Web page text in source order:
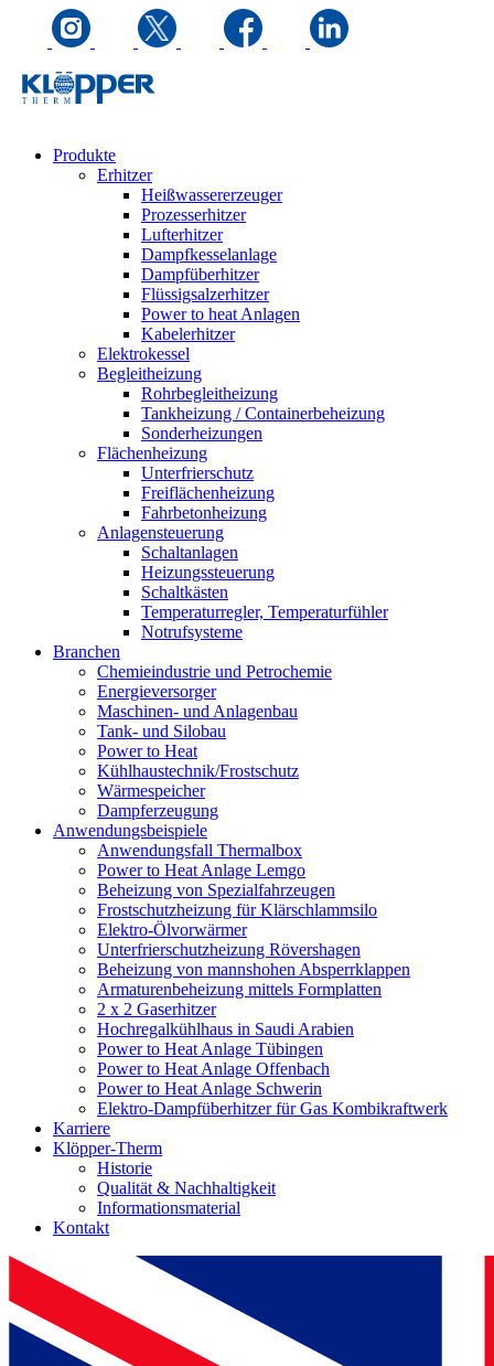
Produkte
Erhitzer
Heißwassererzeuger
Prozesserhitzer
Lufterhitzer
Dampfkesselanlage
Dampfüberhitzer
Flüssigsalzerhitzer
Power to heat Anlagen
Kabelerhitzer
Elektrokessel
Begleitheizung
Rohrbegleitheizung
Tankheizung / Containerbeheizung
Sonderheizungen
Flächenheizung
Unterfrierschutz
Freiflächenheizung
Fahrbetonheizung
Anlagensteuerung
Schaltanlagen
Heizungssteuerung
Schaltkästen
Temperaturregler, Temperaturfühler
Notrufsysteme
Branchen
Chemieindustrie und Petrochemie
Energieversorger
Maschinen- und Anlagenbau
Tank- und Silobau
Power to Heat
Kühlhaustechnik/Frostschutz
Wärmespeicher
Dampferzeugung
Anwendungsbeispiele
Anwendungsfall Thermalbox
Power to Heat Anlage Lemgo
Beheizung von Spezialfahrzeugen
Frostschutzheizung für Klärschlammsilo
Elektro-Ölvorwärmer
Unterfrierschutzheizung Rövershagen
Beheizung von mannshohen Absperrklappen
Armaturenbeheizung mittels Formplatten
2 x 2 Gaserhitzer
Hochregalkühlhaus in Saudi Arabien
Power to Heat Anlage Tübingen
Power to Heat Anlage Offenbach
Power to Heat Anlage Schwerin
Elektro-Dampfüberhitzer für Gas Kombikraftwerk
Karriere
Klöpper-Therm
Historie
Qualität & Nachhaltigkeit
Informationsmaterial
Kontakt